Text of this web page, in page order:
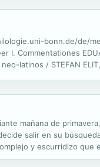
bonn.de/de/
I. Commentationes
latinos / STEFAN
mañana de
salir en su
y escurridizo que
y descripciones...